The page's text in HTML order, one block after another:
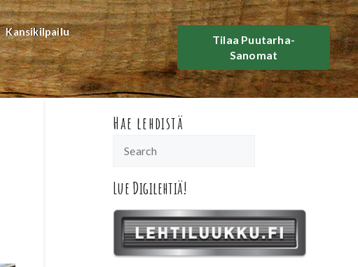
Kansikilpailu
Tilaa Puutarha-
Sanomat
Hae lehdistä
Lue Digilehtiä!